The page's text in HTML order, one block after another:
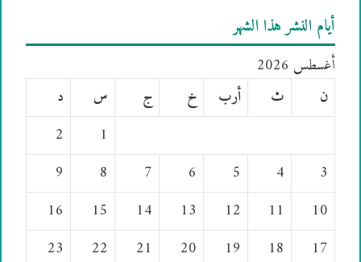
أيام النشر هذا الشهر
أغسطس 2026
ن
ث أرب خ ج س
د
1
2
3
4
5
6
7
8
9
10
11
12
13
14
15
16
17
18
19
20
21
22
23